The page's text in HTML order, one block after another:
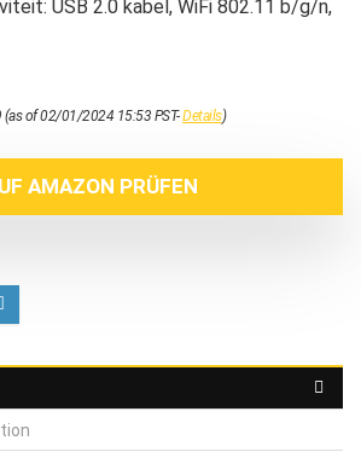
USB 2.0 kabel, WiFi 802.11 b/g/n,
(as of 02/01/2024 15:53 PST-Details)
AMAZON PRÜFEN